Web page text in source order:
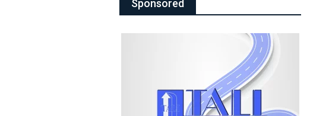
Sponsored